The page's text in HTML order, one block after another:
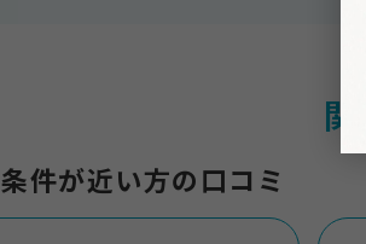
条件が近い方の口コミ